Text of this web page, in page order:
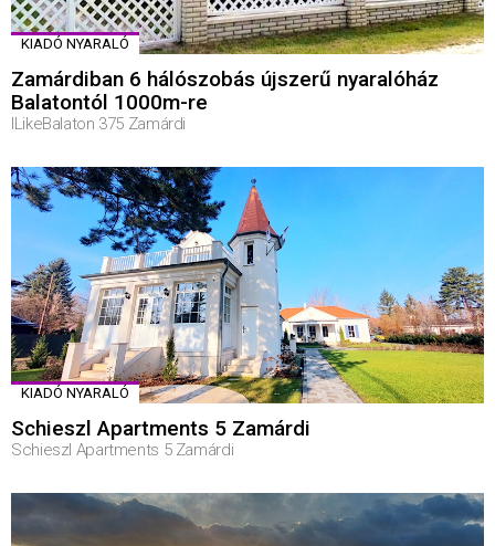
KIADÓ NYARALÓ
Zamárdiban 6 hálószobás újszerű nyaralóház
Balatontól 1000m-re
ILikeBalaton 375 Zamárdi
KIADÓ NYARALÓ
Schieszl Apartments 5 Zamárdi
Schieszl Apartments 5 Zamárdi